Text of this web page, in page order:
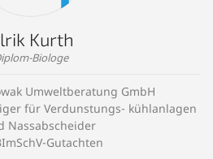
Kurth
Biologe
Umweltberatung GmbH
für Verdunstungs- kühlanlagen
Nassabscheider
Gutachten